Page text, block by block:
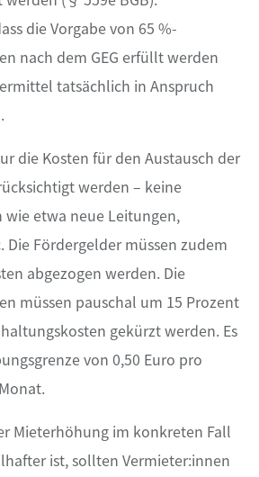
die Vorgabe von 65 %-
nach dem GEG erfüllt werden
tatsächlich in Anspruch
die Kosten für den Austausch der
werden – keine
wie etwa neue Leitungen,
Die Fördergelder müssen zudem
abgezogen werden. Die
müssen pauschal um 15 Prozent
gekürzt werden. Es
von 0,50 Euro pro
Mieterhöhung im konkreten Fall
ist, sollten Vermieter:innen